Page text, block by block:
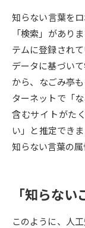
（高3生用）
SELFBRAND特集ペ
オープンキャン
オープンキャンパス
来場型・Web型イベ
知らない言葉を
「検索」があり
テムに登録され
データに基づい
から、なごみ亭
ターネットで「
含むサイトがた
い」と推定でき
知らない言葉の属
「知らな
このように、人